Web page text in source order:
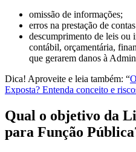
omissão de informações;
erros na prestação de
descumprimento de leis ou
contábil, orçamentária,
que gerarem danos à
Dica! Aproveite e leia também: “
Exposta? Entenda conceito e
Qual o objetivo da
para Função